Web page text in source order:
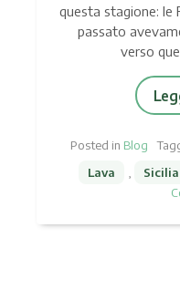
questa stagione: le
passato
verso
Posted in Blog
Lava
Sicilia